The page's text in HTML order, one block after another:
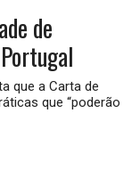
de
que a Carta de
que “poderão